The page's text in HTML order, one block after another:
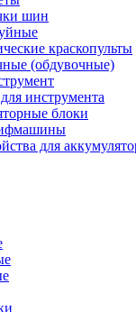
шин
краскопульты
(обдувочные)
инструмента
блоки
для